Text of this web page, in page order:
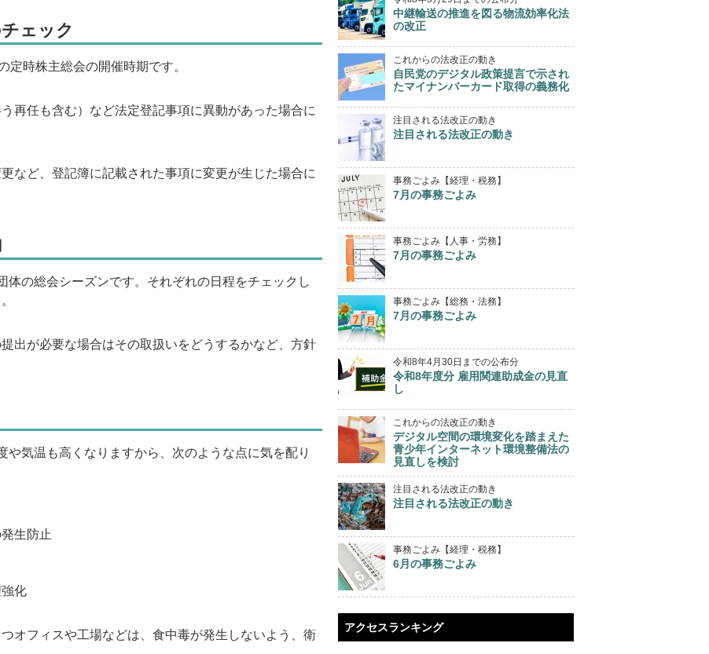
ェック
時株主総会の開催時期です。
再任も含む）など法定登記事項に異動があった場合に
など、登記簿に記載された事項に変更が生じた場合に
の総会シーズンです。それぞれの日程をチェックし
出が必要な場合はその取扱いをどうするかなど、方針
気温も高くなりますから、次のような点に気を配り
生防止
化
オフィスや工場などは、食中毒が発生しないよう、衛
中継輸送の推進を図る物流効率化法
の改正
これからの法改正の動き
自民党のデジタル政策提言で示され
たマイナンバーカード取得の義務化
注目される法改正の動き
注目される法改正の動き
事務ごよみ【経理・税務】
7月の事務ごよみ
事務ごよみ【人事・労務】
7月の事務ごよみ
事務ごよみ【総務・法務】
7月の事務ごよみ
令和8年4月30日までの公布分
令和8年度分 雇用関連助成金の見直
し
これからの法改正の動き
デジタル空間の環境変化を踏まえた
青少年インターネット環境整備法の
見直しを検討
注目される法改正の動き
注目される法改正の動き
事務ごよみ【経理・税務】
6月の事務ごよみ
アクセスランキング